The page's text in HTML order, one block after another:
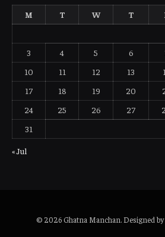
M
T W T
3
4 5 6
10
11 12 13
17
18 19 20
24
25 26 27
31
« Jul
© 2026 Ghatna Manchan. Designed by